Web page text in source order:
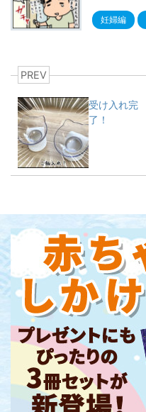
妊婦編
PREV
受け入れ完
了！